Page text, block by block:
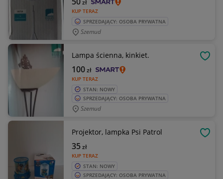
KUP TERAZ
zł
SPRZEDAJĄCY: OSOBA PRYWATNA
Szemud
Lampa ścienna, kinkiet.
KUP TERAZ
100zł
STAN: NOWY
SPRZEDAJĄCY: OSOBA PRYWATNA
Szemud
Projektor, lampka Psi Patrol
KUP TERAZ
35zł
STAN: NOWY
SPRZEDAJĄCY: OSOBA PRYWATNA